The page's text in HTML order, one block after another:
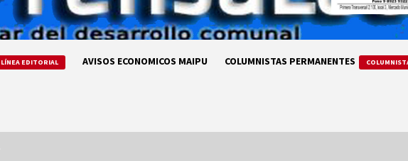
LÍNEA EDITORIAL AVISOS ECONOMICOS MAIPU COLUMNISTAS PERMANENTES